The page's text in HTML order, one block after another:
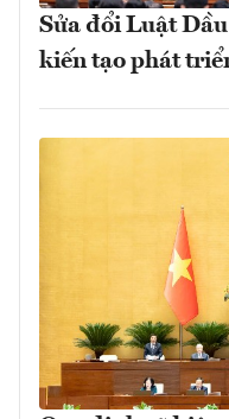
Sửa đổi Luật
kiến tạo phát